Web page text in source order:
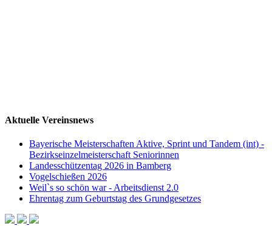
Aktuelle Vereinsnews
Bayerische Meisterschaften Aktive, Sprint und Tandem (int) -
Bezirkseinzelmeisterschaft Seniorinnen
Landesschützentag 2026 in Bamberg
Vogelschießen 2026
Weil`s so schön war - Arbeitsdienst 2.0
Ehrentag zum Geburtstag des Grundgesetzes